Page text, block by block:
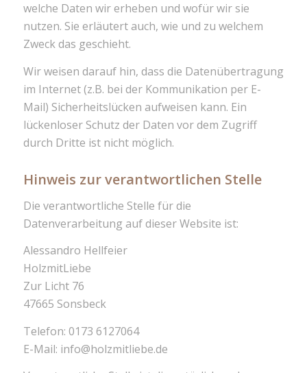
welche Daten wir erheben und wofür wir sie
nutzen. Sie erläutert auch, wie und zu welchem
Zweck das geschieht.
Wir weisen darauf hin, dass die Datenübertragung
im Internet (z.B. bei der Kommunikation per E-
Mail) Sicherheitslücken aufweisen kann. Ein
lückenloser Schutz der Daten vor dem Zugriff
durch Dritte ist nicht möglich.
Hinweis zur verantwortlichen Stelle
Die verantwortliche Stelle für die
Datenverarbeitung auf dieser Website ist:
Alessandro Hellfeier
HolzmitLiebe
Zur Licht 76
47665 Sonsbeck
Telefon: 0173 6127064
E-Mail: info@holzmitliebe.de